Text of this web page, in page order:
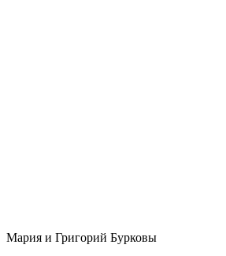
Мария и Григорий Бурковы